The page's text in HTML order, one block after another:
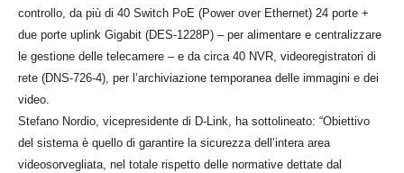
controllo, da più di 40 Switch PoE (Power over Ethernet) 24 porte +
due porte uplink Gigabit (DES-1228P) – per alimentare e centralizzare
le gestione delle telecamere – e da circa 40 NVR, videoregistratori di
rete (DNS-726-4), per l’archiviazione temporanea delle immagini e dei
video.
Stefano Nordio, vicepresidente di D-Link, ha sottolineato: “Obiettivo
del sistema è quello di garantire la sicurezza dell’intera area
videosorvegliata, nel totale rispetto delle normative dettate dal